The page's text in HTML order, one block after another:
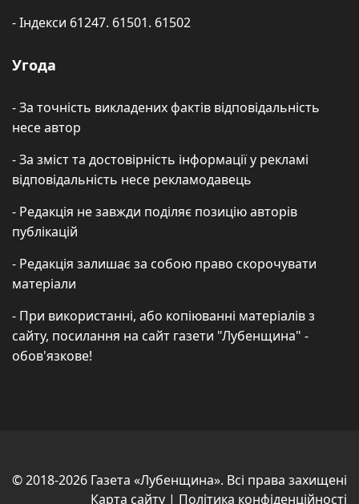
- Індекси 61247. 61501. 61502
Угода
- За точність викладених фактів відповідальність
несе автор
- За зміст та достовірність інформації у рекламі
відповідальність несе рекламодавець
- Редакція не завжди поділяє позицію авторів
публікацій
- Редакція залишає за собою право скорочувати
матеріали
- При використанні, або копіюванні матеріалів з
сайту, посилання на сайт газети "Лубенщина" -
обов'язкове!
© 2018-2026 Газета «Лубенщина». Всі права захищені
Карта сайту | Політика конфіденційності